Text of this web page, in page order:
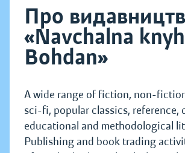
Про
«Navchalna
Bohdan»
A wide range of fiction, non-
sci-fi, popular classics, reference,
educational and methodological
Publishing and book trading